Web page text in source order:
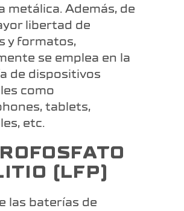
metálica. Además, de
libertad de
y formatos,
se emplea en la
de dispositivos
como
tablets,
etc.
(LFP)
las baterías de